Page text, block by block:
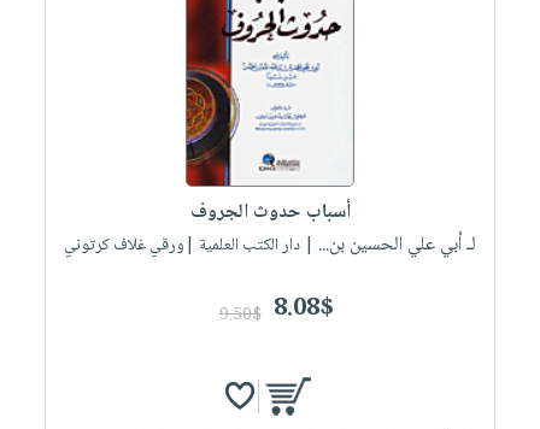
أسباب حدوث الجروف
لـ أبي علي الحسين بن... | دار الكتب العلمية |ورقي غلاف كرتوني
8.08$
9.50$